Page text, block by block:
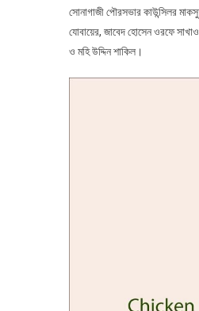
সোনাগাজী পৌরসভার কাউন্সিলর
যোবায়ের, জাবেদ হোসেন ওরফে
ও মহি উদ্দিন শাকিল।